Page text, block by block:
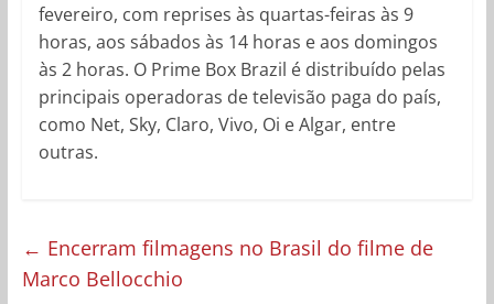
fevereiro, com reprises às quartas-feiras às 9
horas, aos sábados às 14 horas e aos domingos
às 2 horas. O Prime Box Brazil é distribuído pelas
principais operadoras de televisão paga do país,
como Net, Sky, Claro, Vivo, Oi e Algar, entre
outras.
← Encerram filmagens no Brasil do filme de
Marco Bellocchio